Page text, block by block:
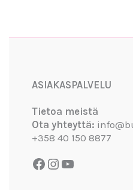
ASIAKASPALVELU
Tietoa meistä
Ota yhteyttä:
+358 40 150 8877